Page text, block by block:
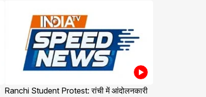
Ranchi Student Protest: रांची में आंदोलनकारी